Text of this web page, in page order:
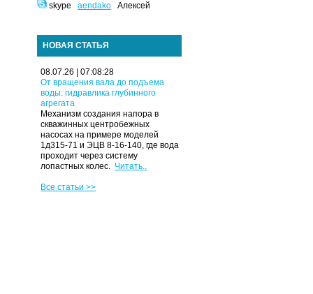
skypeaendako Алексей
НОВАЯ СТАТЬЯ
08.07.26 | 07:08:28
От вращения вала до подъема
воды: гидравлика глубинного
агрегата
Механизм создания напора в
скважинных центробежных
насосах на примере моделей
1д315-71 и ЭЦВ 8-16-140, где вода
проходит через систему
лопастных колес. Читать..
Все статьи >>